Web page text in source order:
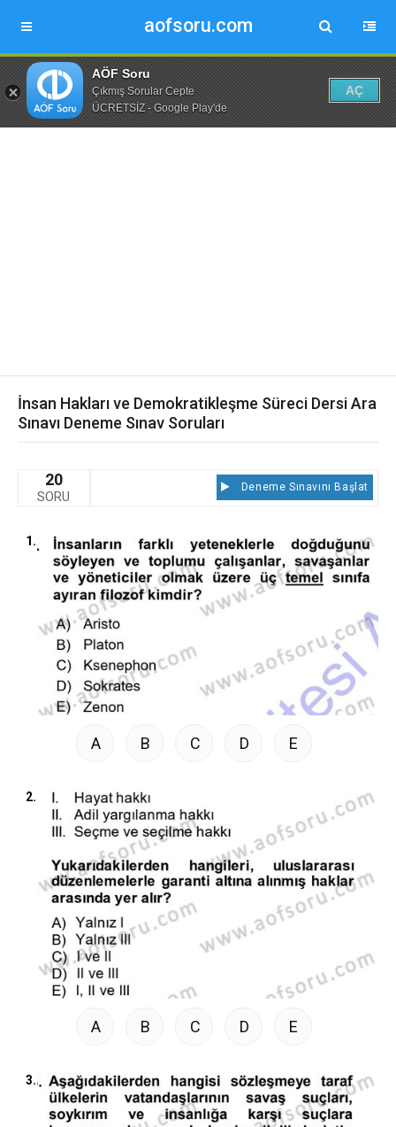
aofsoru.com
AÖF Soru
Çıkmış Sorular Cepte
ÜCRETSİZ - Google Play'de
AÇ
İnsan Hakları ve Demokratikleşme Süreci Dersi Ara
Sınavı Deneme Sınav Soruları
20
SORU
Deneme Sınavını Başlat
1.
A B C D E
2.
A B C D E
3.